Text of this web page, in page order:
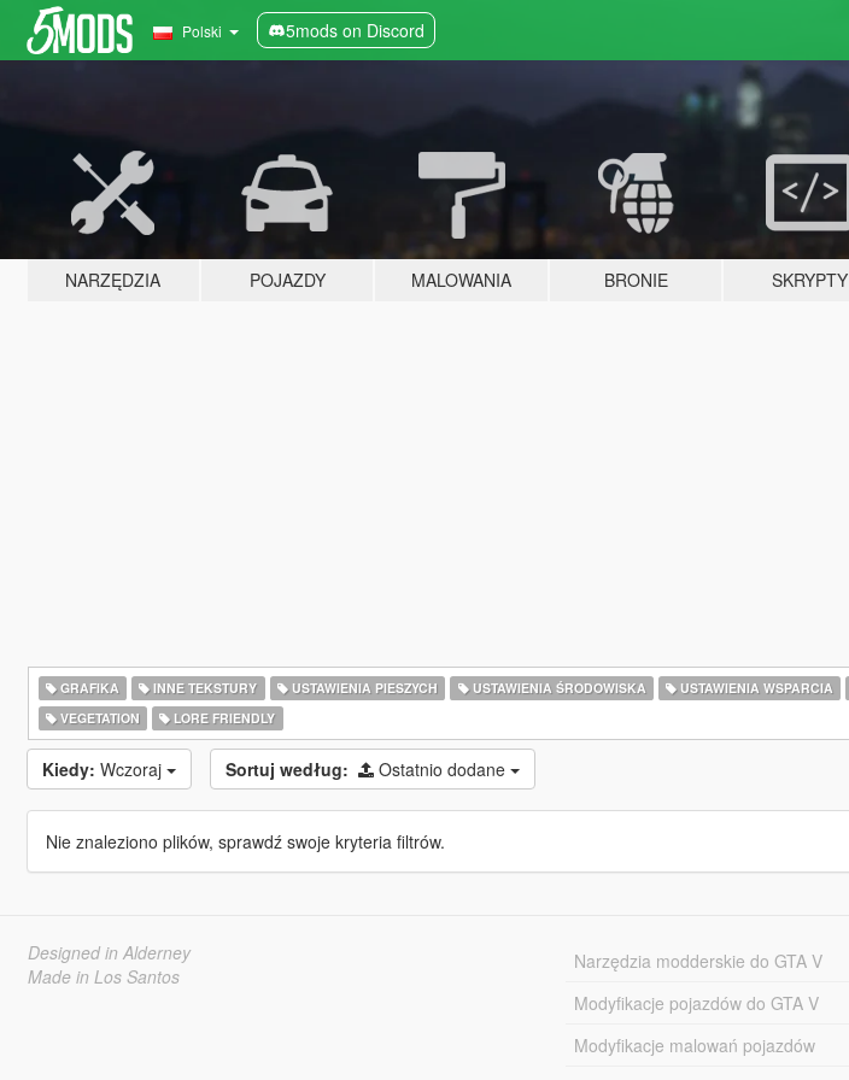
Polski 5mods on Discord
NARZĘDZIA POJAZDY MALOWANIA BRONIE SKRYPTY
GRAFIKA INNE TEKSTURY USTAWIENIA PIESZYCH USTAWIENIA ŚRODOWISKA USTAWIENIA WSPARCIA
VEGETATION
LORE FRIENDLY
Kiedy: Wczoraj Sortuj według: Ostatnio dodane
Nie znaleziono plików, sprawdź swoje kryteria filtrów.
Designed in Alderney
Made in Los Santos
Narzędzia modderskie do GTA V
Modyfikacje pojazdów do GTA V
Modyfikacje malowań pojazdów